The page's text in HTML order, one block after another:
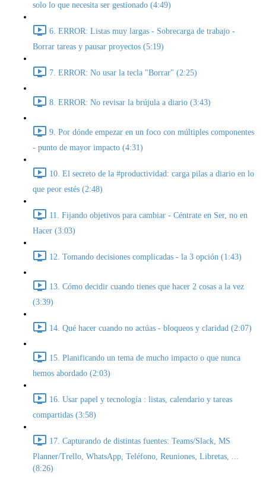
solo lo que necesita ser gestionado (4:49)
6. ERROR: Listas muy largas - Sobrecarga de trabajo -
Borrar tareas y pausar proyectos (5:19)
7. ERROR: No usar la tecla "Borrar" (2:25)
8. ERROR: No revisar la brújula a diario (3:43)
9. Por dónde empezar en un foco con múltiples componentes
- punto de mayor impacto (4:31)
10. El secreto de la #productividad: carga pilas a diario en lo
que peor estés (2:48)
11. Fijando objetivos para cambiar - Céntrate en Ser, no en
Hacer (3:03)
12. Tomando decisiones complicadas - la 3 opción (1:43)
13. Cómo decidir cuando tienes que hacer 2 cosas a la vez
(3:39)
14. Qué hacer cuando no actúas - bloqueos y claridad (2:07)
15. Planificando un tema de mucho impacto o que nunca
hemos abordado (2:03)
16. Usar papel y tecnología : listas, calendario y tareas
compartidas (3:58)
17. Capturando de distintas fuentes: Teams/Slack, MS
Planner/Trello, WhatsApp, Teléfono, Reuniones, Libretas, ...
(8:26)